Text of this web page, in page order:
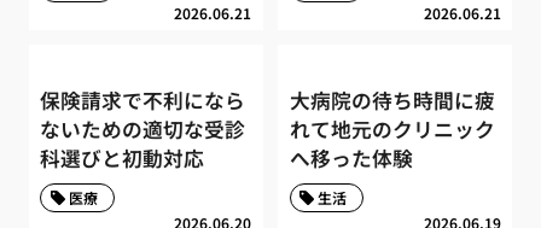
2026.06.21 2026.06.21
保険請求で不利になら
ないための適切な受診
科選びと初動対応
2026.06.20
医療
大病院の待ち時間に疲
れて地元のクリニック
へ移った体験
2026.06.19
生活